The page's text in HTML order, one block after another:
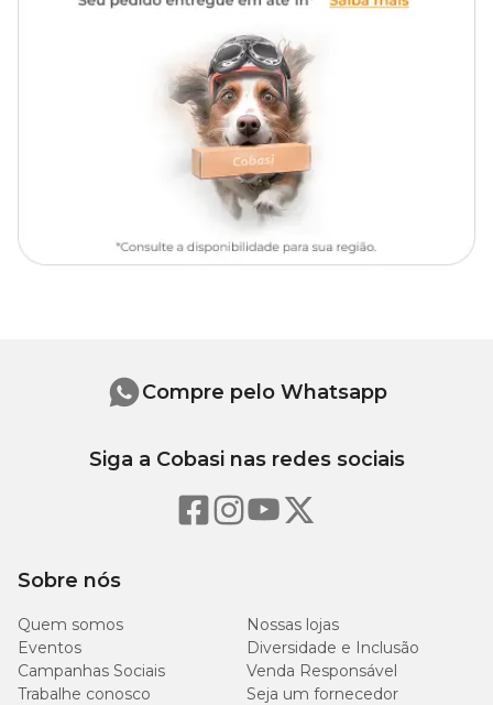
51,5 cm
51,5 cm
Sugere-se higienizar com sabão neutro e esponja macia, evitando
Sobre nós
Quem somos
Nossas lojas
Eventos
Diversidade e Inclusão
Campanhas Sociais
Venda Responsável
Trabalhe conosco
Seja um fornecedor
Compre pelo Whatsapp
Siga a Cobasi nas redes sociais